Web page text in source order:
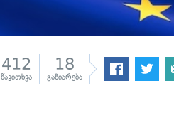
412
წაკითხვა
18
გაზიარება